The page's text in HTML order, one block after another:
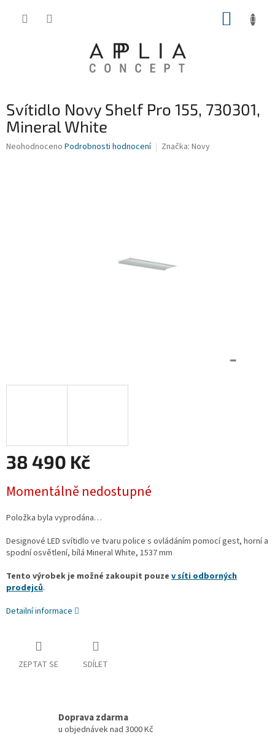
Svítidlo Novy Shelf Pro 155, 730301,
Mineral White
Průměrné
Neohodnoceno Podrobnosti hodnocení Značka: Novy
38 490 Kč
cena:
Momentálně nedostupné
Položka byla vyprodána…
Designové LED svítidlo ve tvaru police s ovládáním pomocí gest, horní a
spodní osvětlení, bílá Mineral White, 1537 mm
Tento výrobek je možné zakoupit pouze v síti odborných
prodejců.
Detailní informace
ZEPTAT SE SDÍLET
Doprava zdarma
u objednávek nad 3000 Kč